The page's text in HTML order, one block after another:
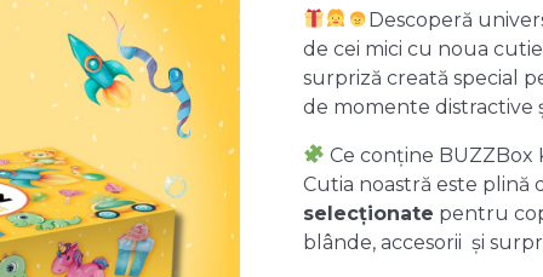
Descoperă
de cei mici cu noua
surpriză creată special
de momente distractive
Ce conține BUZZBox
Cutia noastră este plină
selecționate pentru
blânde, accesorii și